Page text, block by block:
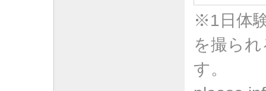
※1日体
を撮ら
す。